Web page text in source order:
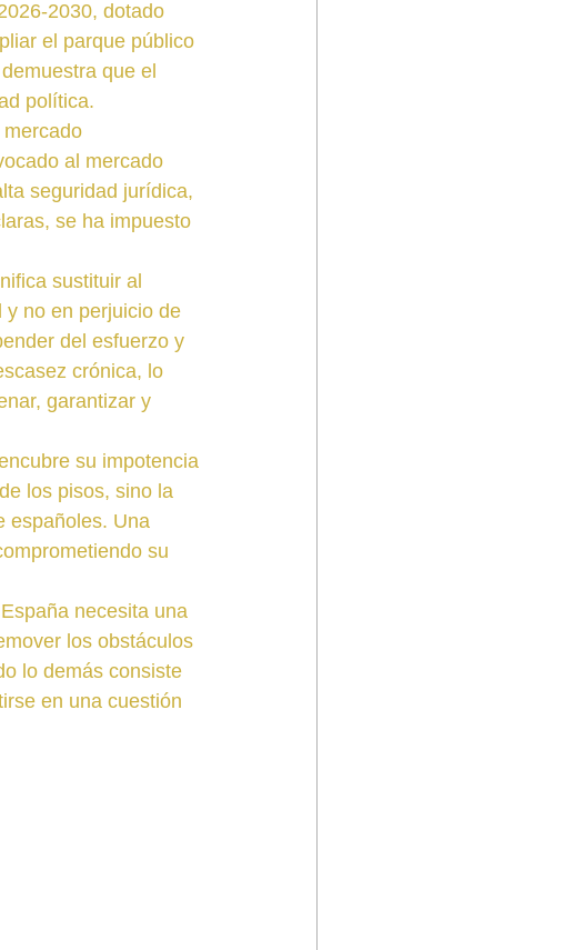
2030, dotado
el parque público
que el
política.
al mercado
seguridad jurídica,
se ha impuesto
sustituir al
y no en perjuicio de
del esfuerzo y
crónica, lo
garantizar y
su impotencia
los pisos, sino la
españoles. Una
su
necesita una
los obstáculos
lo demás consiste
en una cuestión